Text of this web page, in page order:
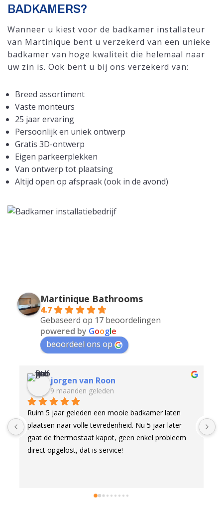
BADKAMERS?
Wanneer u kiest voor de badkamer installateur
van Martinique bent u verzekerd van een unieke
badkamer van hoge kwaliteit die helemaal naar
uw zin is. Ook bent u bij ons verzekerd van:
Breed assortiment
Vaste monteurs
25 jaar ervaring
Persoonlijk en uniek ontwerp
Gratis 3D-ontwerp
Eigen parkeerplekken
Van ontwerp tot plaatsing
Altijd open op afspraak (ook in de avond)
Martinique Bathrooms
4.7
Gebaseerd op 17 beoordelingen
powered by Google
beoordeel ons op
jorgen van Roon
9 maanden geleden
Ruim 5 jaar geleden een mooie badkamer laten
plaatsen naar volle tevredenheid. Nu 5 jaar later
gaat de thermostaat kapot, geen enkel probleem
direct opgelost, dat is service!